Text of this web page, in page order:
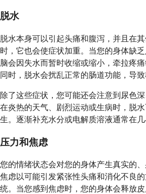
脱水
脱水本身可以引起头痛和腹泻，并且在
时，它也会使症状加重。当您的身体缺
脑会因失水而暂时收缩或缩小，牵拉疼痛
同时，脱水会扰乱正常的肠道功能，导致
除了这些症状，您可能还会注意到尿色深
在炎热的天气、剧烈运动或生病时，脱
生。逐渐补充水分或电解质溶液通常在几
压力和焦虑
您的情绪状态会对您的身体产生真实的
焦虑以可能引发紧张性头痛和消化不良
统。当您感到焦虑时，您的身体会释放